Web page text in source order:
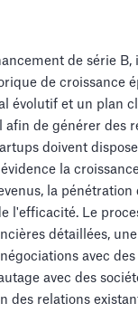
de série B,
de croissance
évolutif et un plan
afin de générer des
doivent
la
la pénétration
l'efficacité. Le
détaillées,
avec
avec des
des relations